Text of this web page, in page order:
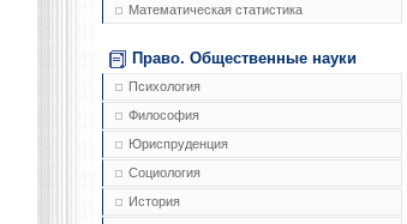
Математическая статистика
Право. Общественные науки
Психология
Философия
Юриспруденция
Социология
История